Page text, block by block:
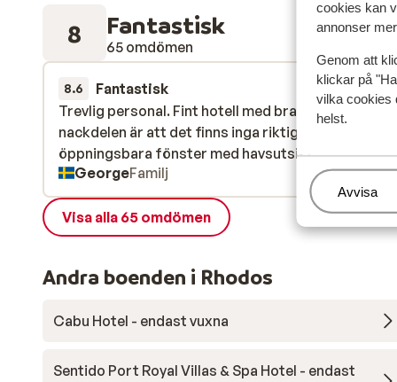
cookies kan
annonser
Genom att
klickar på
vilka cookies
helst.
Hantera
Avvisa
8 Fantastisk
65 omdömen
8.6 Fantastisk
för 3 veckor
Trevlig personal. Fint hotell med bra läge. Enda
nackdelen är att det finns inga riktiga balkonger
öppningsbara fönster med havsutsikt.
Trevlig personal. Fint hotell med bra läge. Enda
nackdelen är att det finns inga riktiga balkonger
öppningsbara fönster med havsutsikt.
GeorgeFamilj
Visa alla 65 omdömen
Andra boenden i Rhodos
Cabu Hotel - endast vuxna
Sentido Port Royal Villas & Spa Hotel - endast